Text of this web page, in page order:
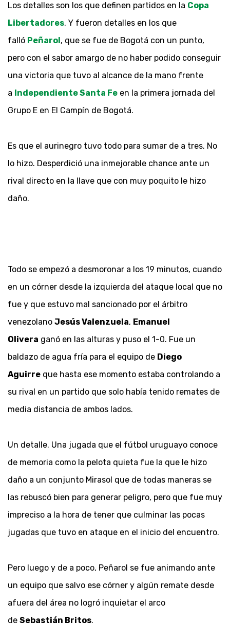
Los detalles son los que definen partidos en la Copa
Libertadores. Y fueron detalles en los que
falló Peñarol, que se fue de Bogotá con un punto,
pero con el sabor amargo de no haber podido conseguir
una victoria que tuvo al alcance de la mano frente
a Independiente Santa Fe en la primera jornada del
Grupo E en El Campín de Bogotá.
Es que el aurinegro tuvo todo para sumar de a tres. No
lo hizo. Desperdició una inmejorable chance ante un
rival directo en la llave que con muy poquito le hizo
daño.
Todo se empezó a desmoronar a los 19 minutos, cuando
en un córner desde la izquierda del ataque local que no
fue y que estuvo mal sancionado por el árbitro
venezolano Jesús Valenzuela, Emanuel
Olivera ganó en las alturas y puso el 1-0. Fue un
baldazo de agua fría para el equipo de Diego
Aguirre que hasta ese momento estaba controlando a
su rival en un partido que solo había tenido remates de
media distancia de ambos lados.
Un detalle. Una jugada que el fútbol uruguayo conoce
de memoria como la pelota quieta fue la que le hizo
daño a un conjunto Mirasol que de todas maneras se
las rebuscó bien para generar peligro, pero que fue muy
impreciso a la hora de tener que culminar las pocas
jugadas que tuvo en ataque en el inicio del encuentro.
Pero luego y de a poco, Peñarol se fue animando ante
un equipo que salvo ese córner y algún remate desde
afuera del área no logró inquietar el arco
de Sebastián Britos.